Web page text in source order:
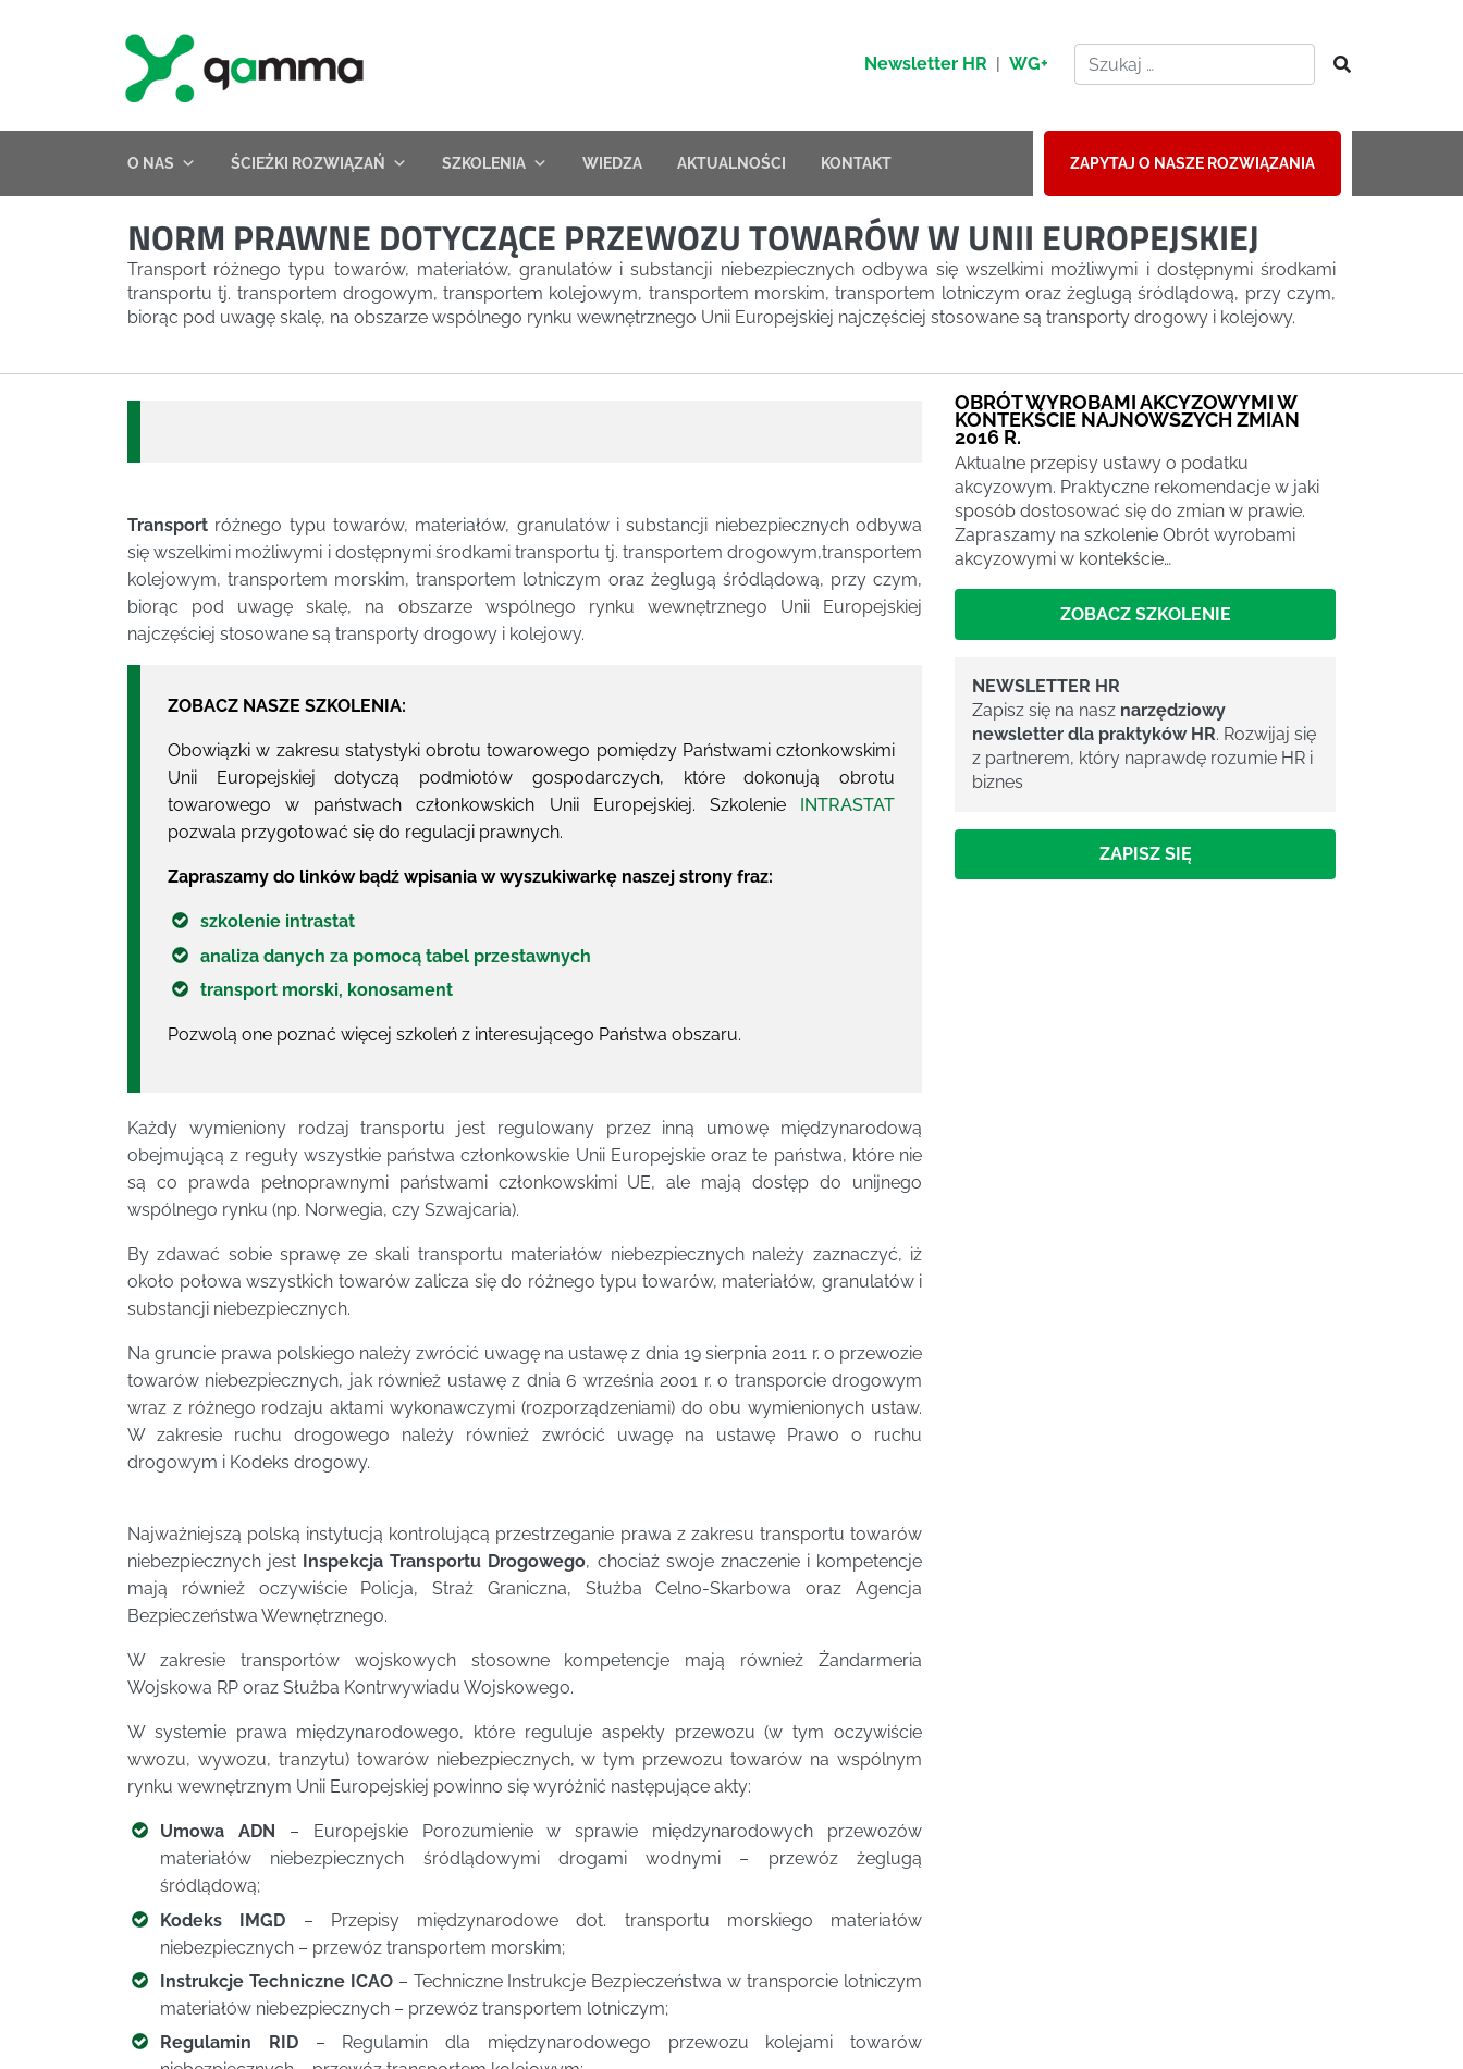
Newsletter HR | WG+
O NAS ŚCIEŻKI ROZWIĄZAŃ SZKOLENIA WIEDZA AKTUALNOŚCI KONTAKT ZAPYTAJ O NASZE ROZWIĄZANIA
NORM PRAWNE DOTYCZĄCE PRZEWOZU TOWARÓW W UNII EUROPEJSKIEJ
Transport różnego typu towarów, materiałów, granulatów i substancji niebezpiecznych odbywa się wszelkimi możliwymi i dostępnymi środkami
transportu tj. transportem drogowym, transportem kolejowym, transportem morskim, transportem lotniczym oraz żeglugą śródlądową, przy czym,
biorąc pod uwagę skalę, na obszarze wspólnego rynku wewnętrznego Unii Europejskiej najczęściej stosowane są transporty drogowy i kolejowy.
Transport różnego typu towarów, materiałów, granulatów i substancji niebezpiecznych odbywa
się wszelkimi możliwymi i dostępnymi środkami transportu tj. transportem drogowym,transportem
kolejowym, transportem morskim, transportem lotniczym oraz żeglugą śródlądową, przy czym,
biorąc pod uwagę skalę, na obszarze wspólnego rynku wewnętrznego Unii Europejskiej
najczęściej stosowane są transporty drogowy i kolejowy.
ZOBACZ NASZE SZKOLENIA:
Obowiązki w zakresu statystyki obrotu towarowego pomiędzy Państwami członkowskimi
Unii Europejskiej dotyczą podmiotów gospodarczych, które dokonują obrotu
towarowego w państwach członkowskich Unii Europejskiej. Szkolenie
INTRASTAT
pozwala przygotować się do regulacji prawnych.
Zapraszamy do linków bądź wpisania w wyszukiwarkę naszej strony fraz:
szkolenie intrastat
analiza danych za pomocą tabel przestawnych
transport morski, konosament
Pozwolą one poznać więcej szkoleń z interesującego Państwa obszaru.
Każdy wymieniony rodzaj transportu jest regulowany przez inną umowę międzynarodową
obejmującą z reguły wszystkie państwa członkowskie Unii Europejskie oraz te państwa, które nie
są co prawda pełnoprawnymi państwami członkowskimi UE, ale mają dostęp do unijnego
wspólnego rynku (np. Norwegia, czy Szwajcaria).
By zdawać sobie sprawę ze skali transportu materiałów niebezpiecznych należy zaznaczyć, iż
około połowa wszystkich towarów zalicza się do różnego typu towarów, materiałów, granulatów i
substancji niebezpiecznych.
Na gruncie prawa polskiego należy zwrócić uwagę na ustawę z dnia 19 sierpnia 2011 r. o przewozie
towarów niebezpiecznych, jak również ustawę z dnia 6 września 2001 r. o transporcie drogowym
wraz z różnego rodzaju aktami wykonawczymi (rozporządzeniami) do obu wymienionych ustaw.
W zakresie ruchu drogowego należy również zwrócić uwagę na ustawę Prawo o ruchu
drogowym i Kodeks drogowy.
Najważniejszą polską instytucją kontrolującą przestrzeganie prawa z zakresu transportu towarów
niebezpiecznych jest
Inspekcja Transportu Drogowego, chociaż swoje znaczenie i kompetencje
mają również oczywiście Policja, Straż Graniczna, Służba Celno-Skarbowa oraz Agencja
Bezpieczeństwa Wewnętrznego.
W zakresie transportów wojskowych stosowne kompetencje mają również Żandarmeria
Wojskowa RP oraz Służba Kontrwywiadu Wojskowego.
W systemie prawa międzynarodowego, które reguluje aspekty przewozu (w tym oczywiście
wwozu, wywozu, tranzytu) towarów niebezpiecznych, w tym przewozu towarów na wspólnym
rynku wewnętrznym Unii Europejskiej powinno się wyróżnić następujące akty:
Umowa ADN
– Europejskie Porozumienie w sprawie międzynarodowych przewozów
materiałów niebezpiecznych śródlądowymi drogami wodnymi – przewóz żeglugą
śródlądową;
Kodeks IMGD – Przepisy międzynarodowe dot. transportu morskiego materiałów
niebezpiecznych – przewóz transportem morskim;
Instrukcje Techniczne ICAO– Techniczne Instrukcje Bezpieczeństwa w transporcie lotniczym
materiałów niebezpiecznych – przewóz transportem lotniczym;
Regulamin RID– Regulamin dla międzynarodowego przewozu kolejami towarów
OBRÓT WYROBAMI AKCYZOWYMI W
KONTEKŚCIE NAJNOWSZYCH ZMIAN
2016 R.
Aktualne przepisy ustawy o podatku
akcyzowym. Praktyczne rekomendacje w jaki
sposób dostosować się do zmian w prawie.
Zapraszamy na szkolenie Obrót wyrobami
akcyzowymi w kontekście…
ZOBACZ SZKOLENIE
NEWSLETTER HR
Zapisz się na nasz narzędziowy
newsletter dla praktyków HR. Rozwijaj się
z partnerem, który naprawdę rozumie HR i
biznes
ZAPISZ SIĘ